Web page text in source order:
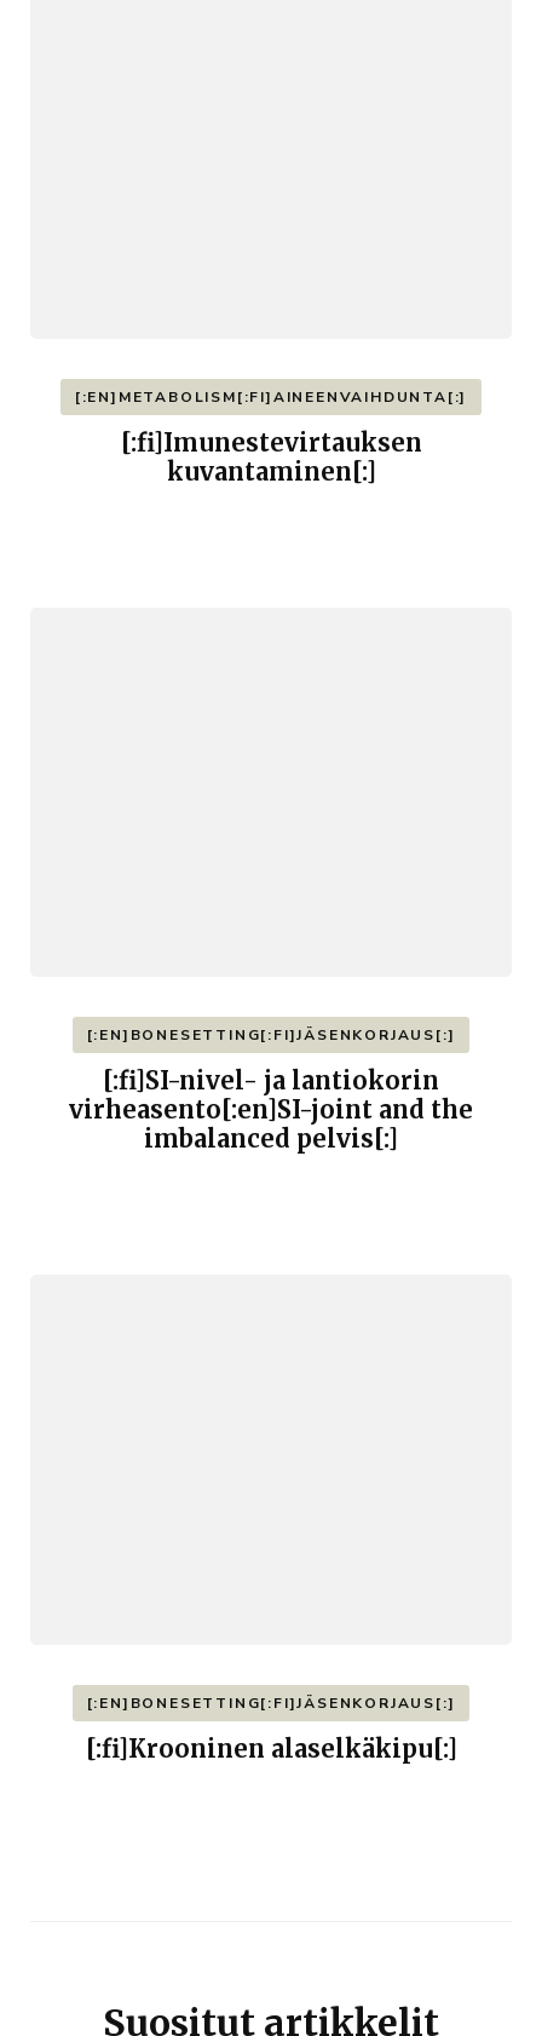
[:EN]METABOLISM[:FI]AINEENVAIHDUNTA[:]
[:fi]Imunestevirtauksen
kuvantaminen[:]
[:EN]BONESETTING[:FI]JÄSENKORJAUS[:]
[:fi]SI-nivel- ja lantiokorin
virheasento[:en]SI-joint and the
imbalanced pelvis[:]
[:EN]BONESETTING[:FI]JÄSENKORJAUS[:]
[:fi]Krooninen alaselkäkipu[:]
Suositut artikkelit